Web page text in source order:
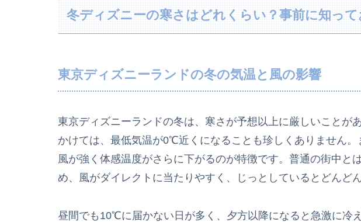
冬ディズニーの寒さはどれくらい？事前に知っ
東京ディズニーランドの冬の気温と風の影響
東京ディズニーランドの冬は、寒さが予想以上に厳しいことが
かけては、最低気温が0℃近くになることも珍しくありません。
風が強く体感温度がさらに下がるのが特徴です。普通の街中と
め、風がダイレクトに当たりやすく、じっとしているとどんど
昼間でも10℃に届かない日が多く、夕方以降になると急激に冷